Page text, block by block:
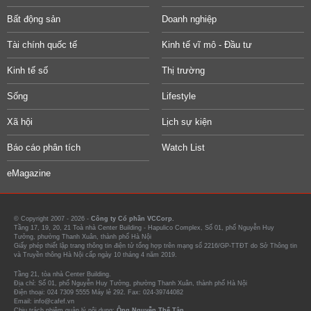
Bất động sản Doanh nghiệp
Tài chính quốc tế Kinh tế vĩ mô - Đầu tư
Kinh tế số Thị trường
Sống Lifestyle
Xã hội Lịch sự kiện
Báo cáo phân tích Watch List
eMagazine
© Copyright 2007 - 2026 - Công ty Cổ phần VCCorp.
Tầng 17, 19, 20, 21 Toà nhà Center Building - Hapulico Complex, Số 01, phố Nguyễn Huy
Tưởng, phường Thanh Xuân, thành phố Hà Nội
Giấy phép thiết lập trang thông tin điện tử tổng hợp trên mạng số 2216/GP-TTĐT do Sở Thông tin
và Truyền thông Hà Nội cấp ngày 10 tháng 4 năm 2019.
Tầng 21, tòa nhà Center Building.
Địa chỉ: Số 01, phố Nguyễn Huy Tưởng, phường Thanh Xuân, thành phố Hà Nội
Điện thoại: 024 7309 5555 Máy lẻ 292. Fax: 024-39744082
Email: info@cafef.vn